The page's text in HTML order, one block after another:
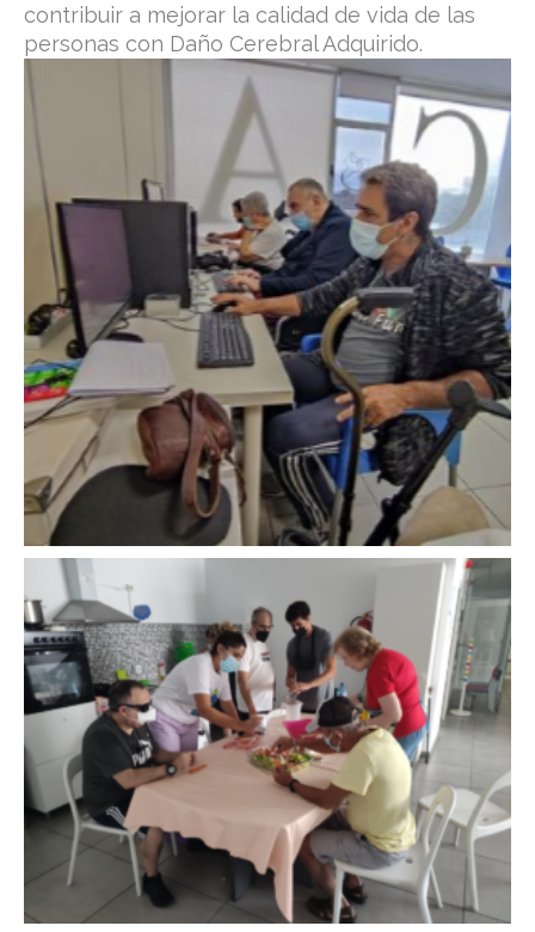
contribuir a mejorar la calidad de vida de las
personas con Daño Cerebral Adquirido.